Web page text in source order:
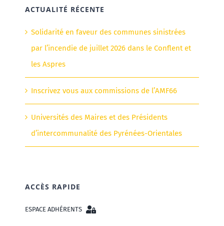
ACTUALITÉ RÉCENTE
Solidarité en faveur des communes sinistrées
par l’incendie de juillet 2026 dans le Conflent et
les Aspres
Inscrivez vous aux commissions de l’AMF66
Universités des Maires et des Présidents
d’intercommunalité des Pyrénées-Orientales
ACCÈS RAPIDE
ESPACE ADHÉRENTS